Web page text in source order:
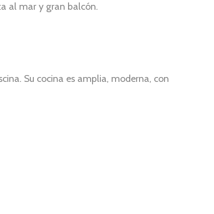
al mar y gran balcón.
Su cocina es amplia, moderna, con